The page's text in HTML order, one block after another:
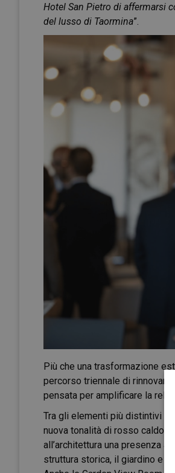
Hotel San Pietro di affermarsi
del lusso di Taormina”.
Più che una trasformazione
percorso triennale di
pensata per amplificare la
Tra gli elementi più distintivi
nuova tonalità di rosso caldo
all’architettura una presenza
struttura storica, il giardino e il